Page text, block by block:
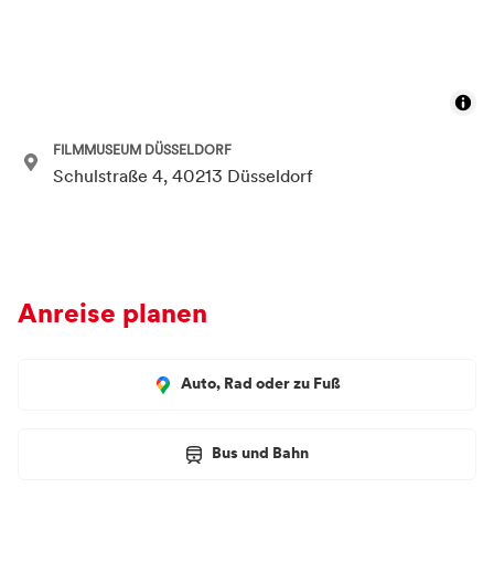
FILMMUSEUM DÜSSELDORF
Schulstraße 4, 40213 Düsseldorf
Anreise planen
Auto, Rad oder zu Fuß
Bus und Bahn